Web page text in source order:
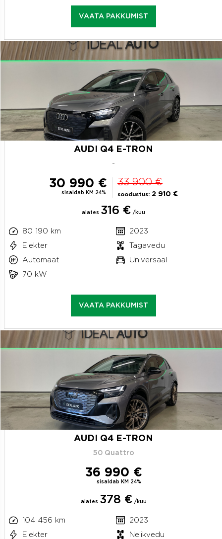
VAATA PAKKUMIST
AUDI Q4 E-TRON
-
30 990 €
sisaldab KM 24%
33 900 €
soodustus: 2 910 €
alates 316 € /kuu
80 190 km
2023
Elekter
Tagavedu
Automaat
Universaal
70 kW
VAATA PAKKUMIST
AUDI Q4 E-TRON
50 Quattro
36 990 €
sisaldab KM 24%
alates 378 € /kuu
104 456 km
2023
Elekter
Nelikvedu